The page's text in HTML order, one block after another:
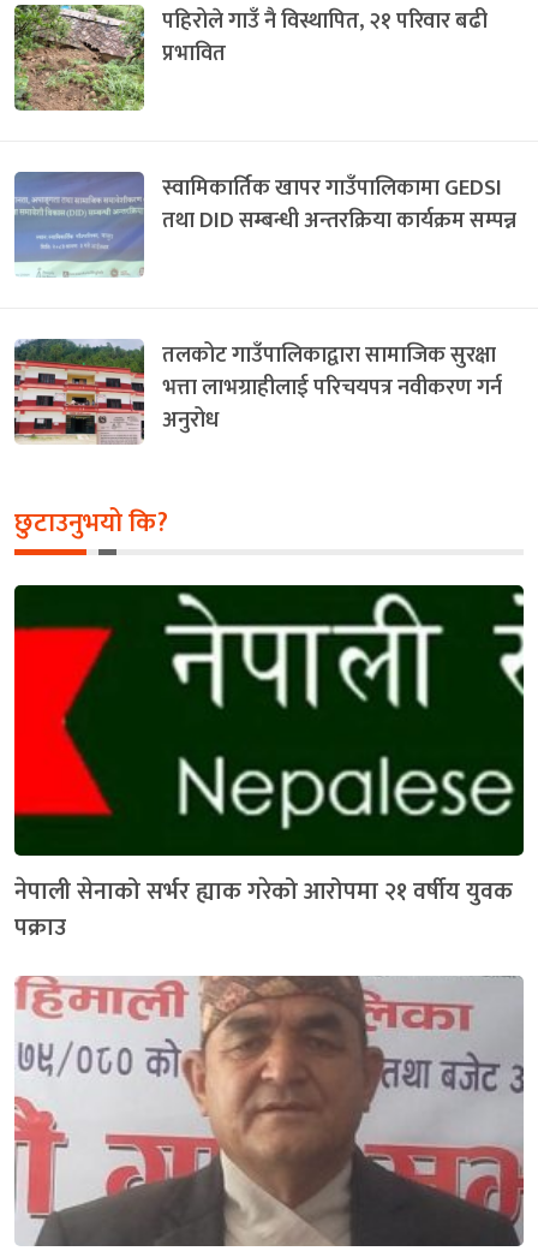
पहिरोले गाउँ नै विस्थापित, २१ परिवार बढी
प्रभावित
स्वामिकार्तिक खापर गाउँपालिकामा GEDSI
तथा DID सम्बन्धी अन्तरक्रिया कार्यक्रम सम्पन्न
तलकोट गाउँपालिकाद्वारा सामाजिक सुरक्षा
भत्ता लाभग्राहीलाई परिचयपत्र नवीकरण गर्न
अनुरोध
छुटाउनुभयो कि?
नेपाली सेनाको सर्भर ह्याक गरेको आरोपमा २१ वर्षीय युवक
पक्राउ